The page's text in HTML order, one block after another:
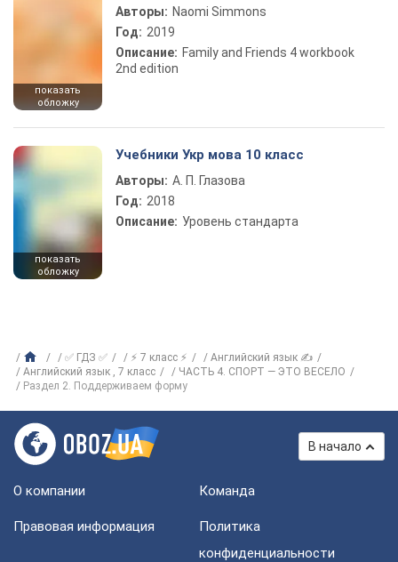
показать
обложку
Авторы: Naomi Simmons
Год: 2019
Описание: Family and Friends 4 workbook
2nd edition
показать
обложку
Учебники Укр мова 10 класс
Авторы: А. П. Глазова
Год: 2018
Описание: Уровень стандарта
✅ ГДЗ ✅ ⚡ 7 класс ⚡
Английский язык ✍
Английский язык , 7 класс
ЧАСТЬ 4. СПОРТ — ЭТО ВЕСЕЛО
Раздел 2. Поддерживаем форму
В начало
О компании Команда
Правовая информация
Политика
конфиденциальности